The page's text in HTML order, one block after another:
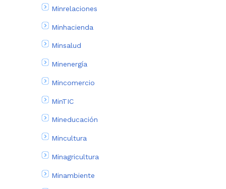
Minrelaciones
Minhacienda
Minsalud
Minenergía
Mincomercio
MinTIC
Mineducación
Mincultura
Minagricultura
Minambiente